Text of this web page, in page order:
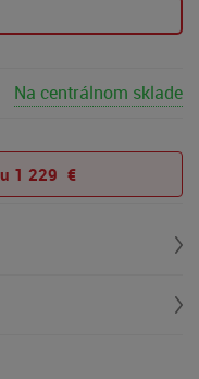
Na centrálnom sklade
1 229  €